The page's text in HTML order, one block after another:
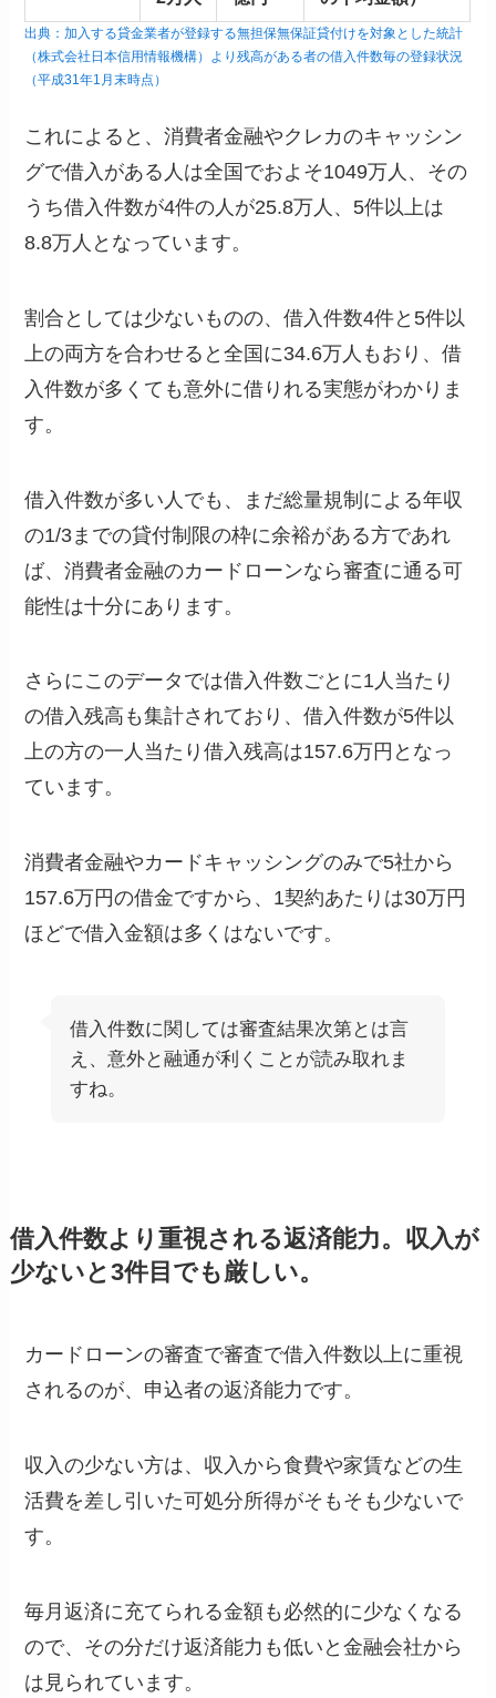
出典：加入する貸金業者が登録する無担保無保証貸付けを対象とした統計
（株式会社日本信用情報機構）より残高がある者の借入件数毎の登録状況
（平成31年1月末時点）
これによると、消費者金融やクレカのキャッシン
グで借入がある人は全国でおよそ1049万人、その
うち借入件数が4件の人が25.8万人、5件以上は
8.8万人となっています。
割合としては少ないものの、借入件数4件と5件以
上の両方を合わせると全国に34.6万人もおり、借
入件数が多くても意外に借りれる実態がわかりま
す。
借入件数が多い人でも、まだ総量規制による年収
の1/3までの貸付制限の枠に余裕がある方であれ
ば、消費者金融のカードローンなら審査に通る可
能性は十分にあります。
さらにこのデータでは借入件数ごとに1人当たり
の借入残高も集計されており、借入件数が5件以
上の方の一人当たり借入残高は157.6万円となっ
ています。
消費者金融やカードキャッシングのみで5社から
157.6万円の借金ですから、1契約あたりは30万円
ほどで借入金額は多くはないです。
借入件数に関しては審査結果次第とは言
え、意外と融通が利くことが読み取れま
すね。
借入件数より重視される返済能力。収入が
少ないと3件目でも厳しい。
カードローンの審査で審査で借入件数以上に重視
されるのが、 申込者の返済能力です。
収入の少ない方は、収入から食費や家賃などの生
活費を差し引いた可処分所得がそもそも少ないで
す。
毎月返済に充てられる金額も必然的に少なくなる
ので、その分だけ返済能力も低いと金融会社から
は見られています。